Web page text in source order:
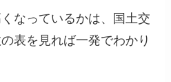
なっているかは、国土交
表を見れば一発でわかり